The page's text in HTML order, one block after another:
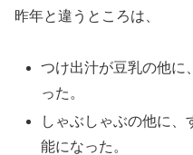
昨年と違うところは、
つけ出汁が豆乳の他に
った。
しゃぶしゃぶの他に
能になった。